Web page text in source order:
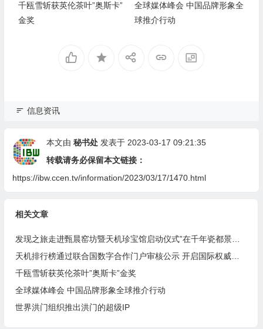
千瓯雪斩获英伦茶叶”奥斯卡”
金奖
全球媒体峰会 中国品牌形象全
球推介行动
信息资讯
本文由 秘书处发表于 2023-03-17 09:21:35
转载请务必保留本文链接：
https://ibw.ccen.tv/information/2023/03/17/1470.html
相关文章
发现之旅走进甄晨窑坊暨天机珍宝馆启动仪式”在千年瓷都景德镇隆重举行
天机排行榜通过联合国数字合作门户审核公示 开启国际权威备案认证机制
千瓯雪斩获英伦茶叶”奥斯卡”金奖
全球媒体峰会 中国品牌形象全球推介行动
世界洪门组织推出洪门的超级IP